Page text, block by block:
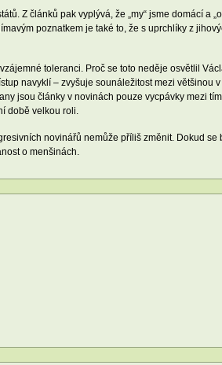
Z článků pak vyplývá, že „my“ jsme domácí a
poznatkem je také to, že s uprchlíky z
toleranci. Proč se toto neděje osvětlil
navyklí – zvyšuje sounáležitost mezi většinou
jsou články v novinách pouze vycpávky mezi
době velkou roli.
novinářů nemůže příliš změnit. Dokud se
o menšinách.